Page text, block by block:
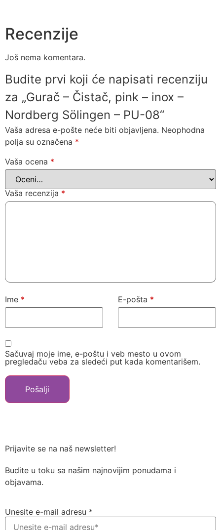
Recenzije
Još nema komentara.
Budite prvi koji će napisati recenziju
za „Gurač – Čistač, pink – inox –
Nordberg Sölingen – PU-08“
Vaša adresa e-pošte neće biti objavljena. Neophodna
polja su označena *
Vaša ocena *
Vaša recenzija *
Ime * E-pošta *
Sačuvaj moje ime, e-poštu i veb mesto u ovom
pregledaču veba za sledeći put kada komentarišem.
Prijavite se na naš newsletter!
Budite u toku sa našim najnovijim ponudama i
objavama.
Unesite e-mail adresu *